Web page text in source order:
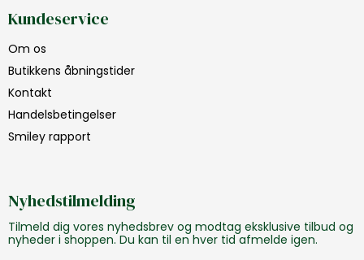
Kundeservice
Om os
Butikkens åbningstider
Kontakt
Handelsbetingelser
Smiley rapport
Nyhedstilmelding
Tilmeld dig vores nyhedsbrev og modtag eksklusive tilbud og
nyheder i shoppen. Du kan til en hver tid afmelde igen.